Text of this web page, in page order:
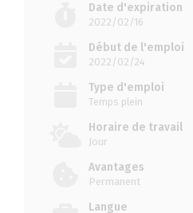
Date d'expiration
2022/02/16
Début de l'emploi
2022/02/24
Type d'emploi
Temps plein
Horaire de travail
Jour
Avantages
Permanent
Langue